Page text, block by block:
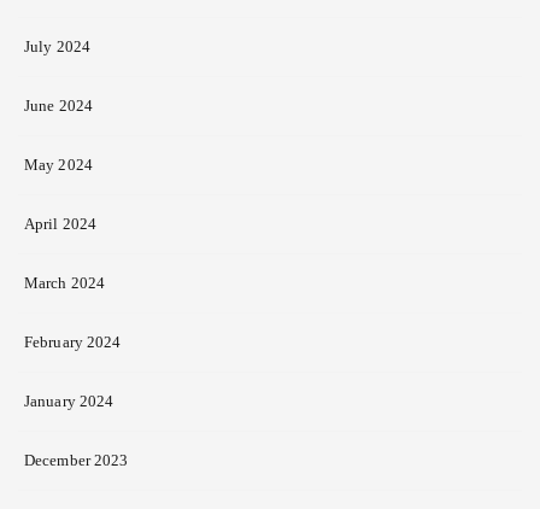
July 2024
June 2024
May 2024
April 2024
March 2024
February 2024
January 2024
December 2023